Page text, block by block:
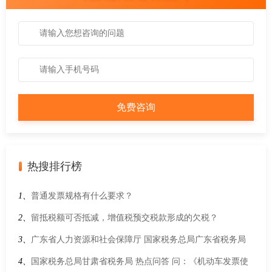
热搜排行榜
1、 普通发票规格有什么要求？
2、 留抵税额可否抵减，增值税预交税款形成的欠税？
3、 广东省人力资源和社会保障厅 国家税务总局广东省税务局
关于印发《广东省工伤保险业务规程》的通知
4、 国家税务总局甘肃省税务局 热点问答 问：《机动车发票使